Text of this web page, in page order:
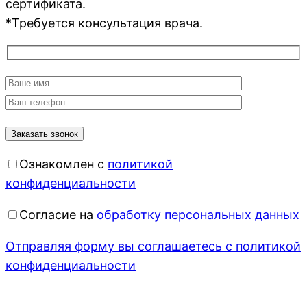
сертификата.⠀⠀⠀
*Требуется консультация врача.
Ознакомлен с политикой
конфиденциальности
Согласие на обработку персональных данных
Отправляя форму вы соглашаетесь с политикой
конфиденциальности